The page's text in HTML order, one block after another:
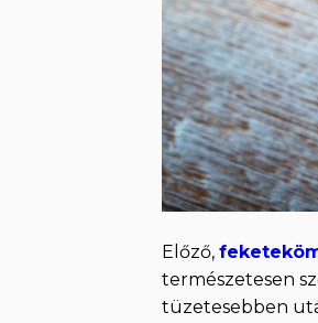
Előző,
természetesen
tüzetesebben